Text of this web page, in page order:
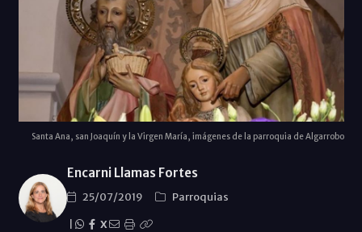
Santa Ana, san Joaquín y la Virgen María, imágenes de la parroquia de Algarrobo
Encarni Llamas Fortes
25/07/2019
Parroquias
X